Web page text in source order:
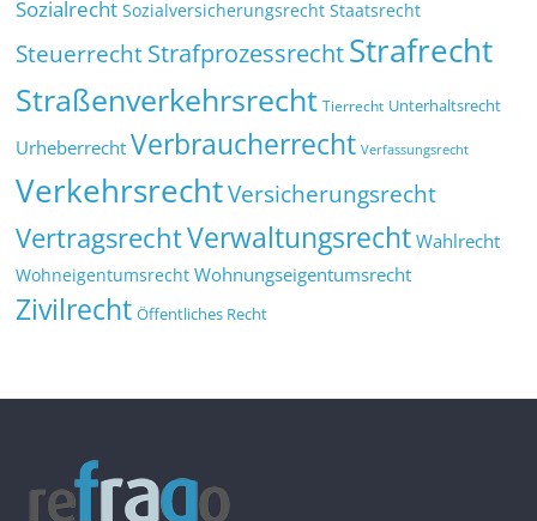
Sozialrecht Sozialversicherungsrecht Staatsrecht
SteuerrechtStrafprozessrechtStrafrecht
Straßenverkehrsrecht Tierrecht Unterhaltsrecht
Urheberrecht Verbraucherrecht Verfassungsrecht
VerkehrsrechtVersicherungsrecht
VertragsrechtVerwaltungsrecht Wahlrecht
Wohneigentumsrecht Wohnungseigentumsrecht
Zivilrecht Öffentliches Recht